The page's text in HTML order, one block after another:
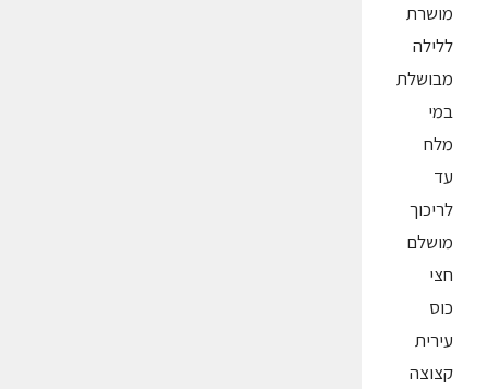
מושרת
ללילה
מבושלת
במי
מלח
עד
לריכוך
מושלם
חצי
כוס
עירית
קצוצה